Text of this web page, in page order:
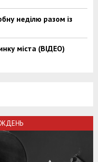
неділю разом із
міста (ВІДЕО)